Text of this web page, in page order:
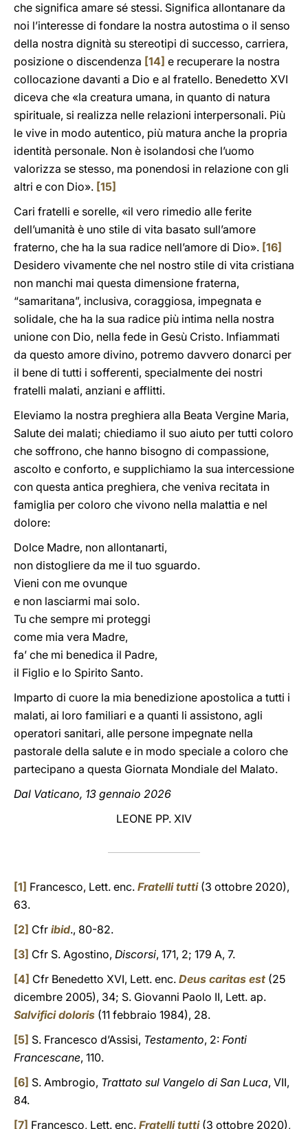
che significa amare sé stessi. Significa allontanare da
noi l’interesse di fondare la nostra autostima o il senso
della nostra dignità su stereotipi di successo, carriera,
posizione o discendenza [14] e recuperare la nostra
collocazione davanti a Dio e al fratello. Benedetto XVI
diceva che «la creatura umana, in quanto di natura
spirituale, si realizza nelle relazioni interpersonali. Più
le vive in modo autentico, più matura anche la propria
identità personale. Non è isolandosi che l’uomo
valorizza se stesso, ma ponendosi in relazione con gli
altri e con Dio». [15]
Cari fratelli e sorelle, «il vero rimedio alle ferite
dell’umanità è uno stile di vita basato sull’amore
fraterno, che ha la sua radice nell’amore di Dio». [16]
Desidero vivamente che nel nostro stile di vita cristiana
non manchi mai questa dimensione fraterna,
“samaritana”, inclusiva, coraggiosa, impegnata e
solidale, che ha la sua radice più intima nella nostra
unione con Dio, nella fede in Gesù Cristo. Infiammati
da questo amore divino, potremo davvero donarci per
il bene di tutti i sofferenti, specialmente dei nostri
fratelli malati, anziani e afflitti.
Eleviamo la nostra preghiera alla Beata Vergine Maria,
Salute dei malati; chiediamo il suo aiuto per tutti coloro
che soffrono, che hanno bisogno di compassione,
ascolto e conforto, e supplichiamo la sua intercessione
con questa antica preghiera, che veniva recitata in
famiglia per coloro che vivono nella malattia e nel
dolore:
Dolce Madre, non allontanarti,
non distogliere da me il tuo sguardo.
Vieni con me ovunque
e non lasciarmi mai solo.
Tu che sempre mi proteggi
come mia vera Madre,
fa’ che mi benedica il Padre,
il Figlio e lo Spirito Santo.
Imparto di cuore la mia benedizione apostolica a tutti i
malati, ai loro familiari e a quanti li assistono, agli
operatori sanitari, alle persone impegnate nella
pastorale della salute e in modo speciale a coloro che
partecipano a questa Giornata Mondiale del Malato.
Dal Vaticano, 13 gennaio 2026
LEONE PP. XIV
[1] Francesco, Lett. enc. Fratelli tutti(3 ottobre 2020),
63.
[2] Cfr ibid., 80-82.
[3] Cfr S. Agostino, Discorsi, 171, 2; 179 A, 7.
[4] Cfr Benedetto XVI, Lett. enc. Deus caritas est (25
dicembre 2005), 34; S. Giovanni Paolo II, Lett. ap.
Salvifici doloris (11 febbraio 1984), 28.
[5] S. Francesco d’Assisi, Testamento, 2: Fonti
Francescane, 110.
[6] S. Ambrogio, Trattato sul Vangelo di San Luca, VII,
84.
[7] Francesco, Lett. enc. Fratelli tutti(3 ottobre 2020),